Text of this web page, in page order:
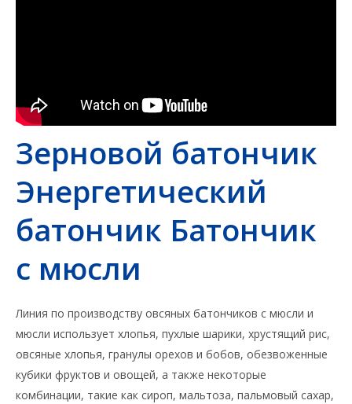
Зерновой батончик
Энергетический
батончик Батончик
с мюсли
Линия по производству овсяных батончиков с мюсли и
мюсли использует хлопья, пухлые шарики, хрустящий рис,
овсяные хлопья, гранулы орехов и бобов, обезвоженные
кубики фруктов и овощей, а также некоторые
комбинации, такие как сироп, мальтоза, пальмовый сахар,